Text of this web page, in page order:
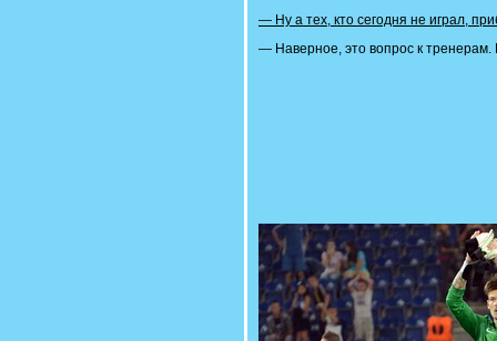
— Ну а тех, кто сегодня не играл,
— Наверное, это вопрос к тренерам.